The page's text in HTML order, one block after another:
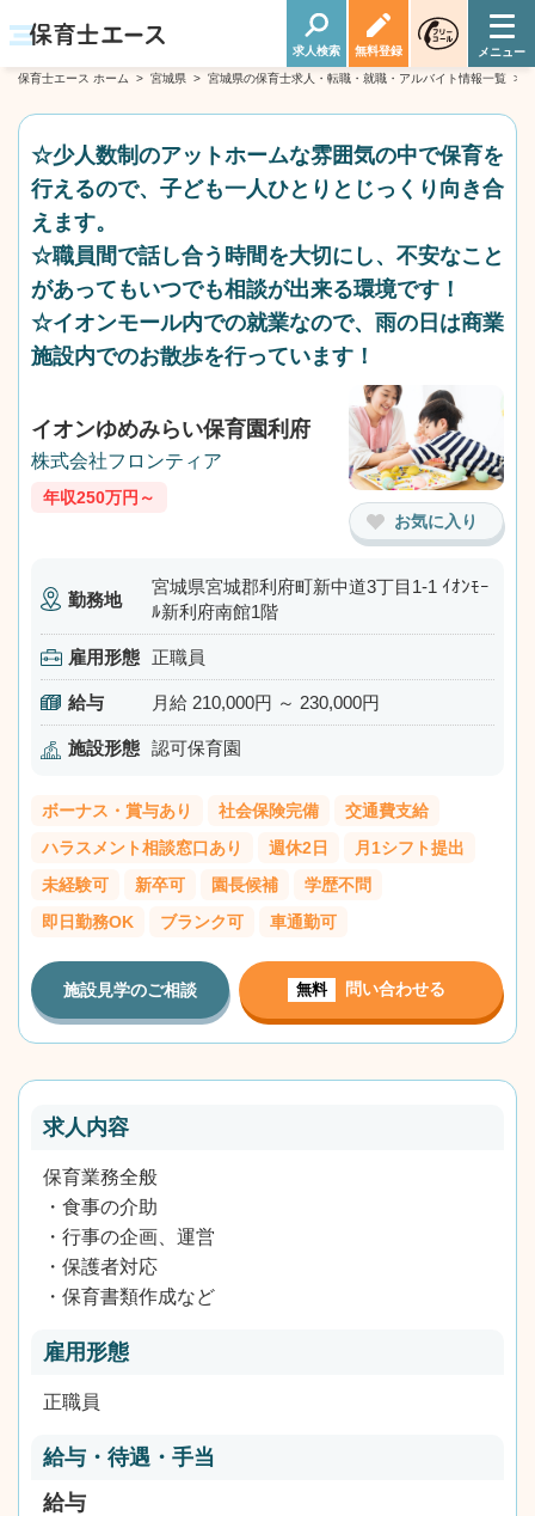
求人検索 無料登録
保育士エース ホーム > 宮城県 > 宮城県の保育士求人・転職・就職・アルバイト情報一覧 >
☆少人数制のアットホームな雰囲気の中で保育を
行えるので、子ども一人ひとりとじっくり向き合
えます。
☆職員間で話し合う時間を大切にし、不安なこと
があってもいつでも相談が出来る環境です！
☆イオンモール内での就業なので、雨の日は商業
施設内でのお散歩を行っています！
お気に入り
イオンゆめみらい保育園利府
株式会社フロンティア
年収250万円～
勤務地
宮城県宮城郡利府町新中道3丁目1-1 ｲｵﾝﾓｰ
ﾙ新利府南館1階
雇用形態 正職員
給与 月給 210,000円 ～ 230,000円
施設形態 認可保育園
ボーナス・賞与あり 社会保険完備
交通費支給
ハラスメント相談窓口あり
週休2日
月1シフト提出
未経験可
新卒可 園長候補
学歴不問
即日勤務OK
ブランク可 車通勤可
施設見学のご相談 無料 問い合わせる
求人内容
保育業務全般
・食事の介助
・行事の企画、運営
・保護者対応
・保育書類作成など
雇用形態
正職員
給与・待遇・手当
給与